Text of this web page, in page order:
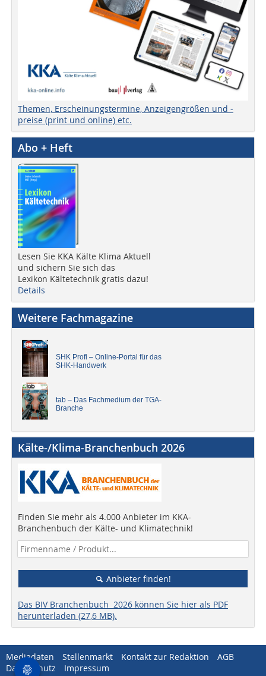
Themen, Erscheinungstermine, Anzeigengrößen und -
preise (print und online) etc.
Abo + Heft
Lesen Sie KKA Kälte Klima Aktuell
und sichern Sie sich das
Lexikon Kältetechnik gratis dazu!
Details
Weitere Fachmagazine
SHK Profi – Online-Portal für das
SHK-Handwerk
tab – Das Fachmedium der TGA-
Branche
Kälte-/Klima-Branchenbuch 2026
Finden Sie mehr als 4.000 Anbieter im KKA-
Branchenbuch der Kälte- und Klimatechnik!
Anbieter finden!
Das BIV Branchenbuch 2026 können Sie hier als PDF
herunterladen (27,6 MB).
Mediadaten Stellenmarkt Kontakt zur Redaktion
AGB
Datenschutz
Impressum